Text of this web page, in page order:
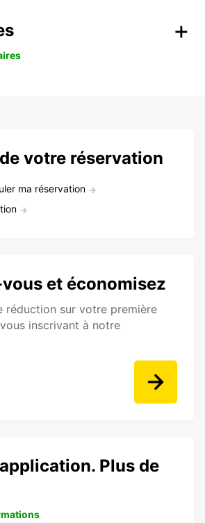
votre réservation
ma réservation
et économisez
réduction sur votre première
inscrivant à notre
Plus de